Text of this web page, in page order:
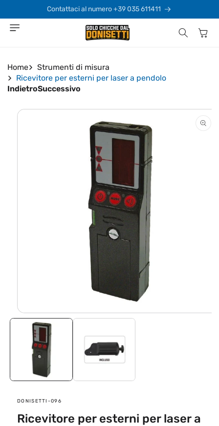
direttamente
ai contenuti
Contattaci al numero +39 035 611411
Carrello
Home
Strumenti di misura
Ricevitore per esterni per laser a pendolo
IndietroSuccessivo
Passa alle
informazioni
contenuti
multimediali
finestra
modale
SKU:
DONISETTI-096
Ricevitore per esterni per laser a